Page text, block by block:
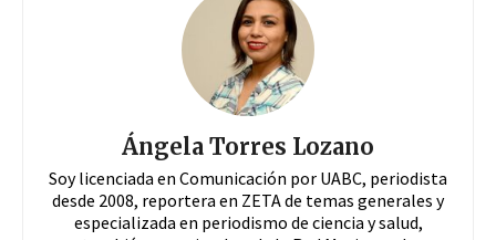
Ángela Torres Lozano
Soy licenciada en Comunicación por UABC, periodista
desde 2008, reportera en ZETA de temas generales y
especializada en periodismo de ciencia y salud,